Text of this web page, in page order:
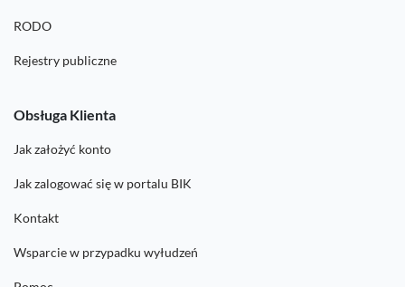
RODO
Rejestry publiczne
Obsługa Klienta
Jak założyć konto
Jak zalogować się w portalu BIK
Kontakt
Wsparcie w przypadku wyłudzeń